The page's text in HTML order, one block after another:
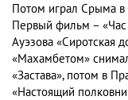
Потом играл Срыма в
Первый фильм – «Час
Ауэзова «Сиротская
«Махамбетом»
«Застава», потом в
«Настоящий